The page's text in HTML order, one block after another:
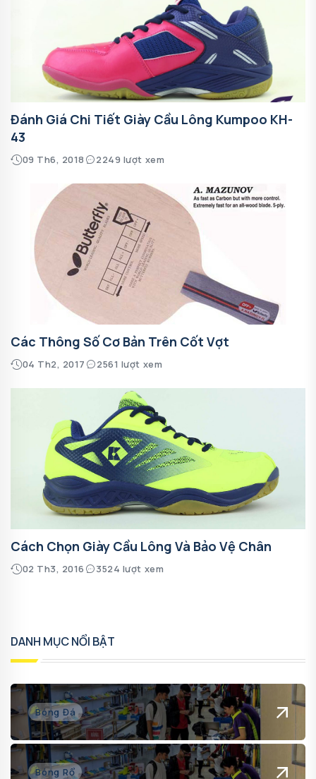
Đánh Giá Chi Tiết Giày Cầu Lông Kumpoo KH-
43
09 Th6, 2018 2249 lượt xem
Các Thông Số Cơ Bản Trên Cốt Vợt
04 Th2, 2017 2561 lượt xem
Cách Chọn Giày Cầu Lông Và Bảo Vệ Chân
02 Th3, 2016 3524 lượt xem
DANH MỤC NỔI BẬT
Bóng Đá
Bóng Rổ